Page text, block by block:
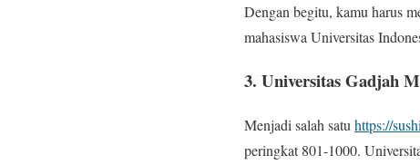
Dengan begitu, kamu harus
mahasiswa Universitas
3. Universitas Gadjah
Menjadi salah satu https://
peringkat 801-1000.